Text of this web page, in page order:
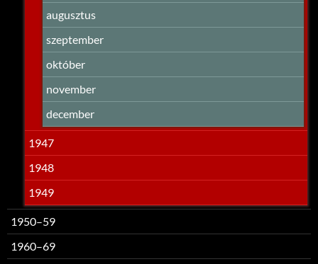
augusztus
szeptember
október
november
december
1947
1948
1949
1950–59
1960–69